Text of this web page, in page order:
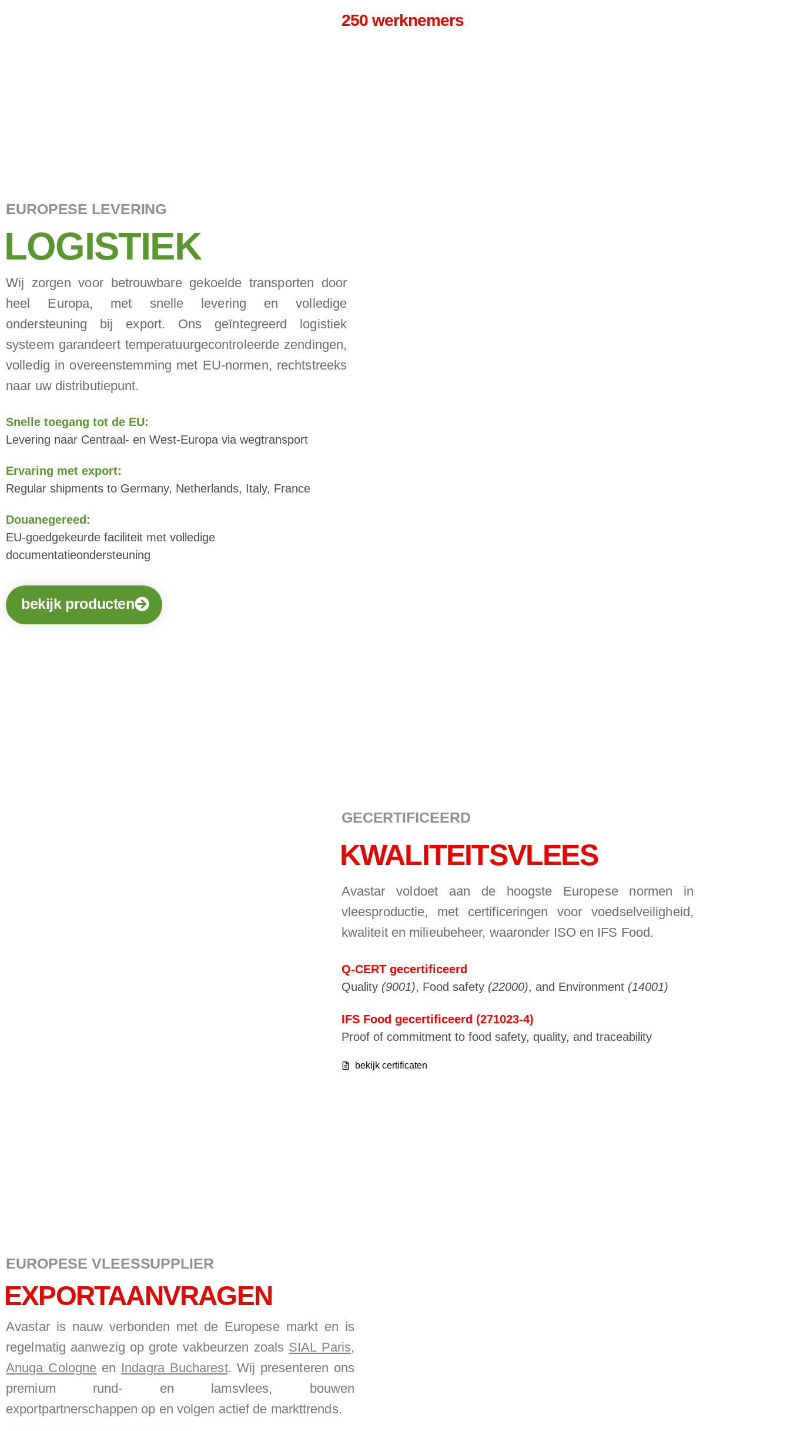
250 werknemers
EUROPESE LEVERING
LOGISTIEK
Wij zorgen voor betrouwbare gekoelde transporten door
heel Europa, met snelle levering en volledige
ondersteuning bij export. Ons geïntegreerd logistiek
systeem garandeert temperatuurgecontroleerde zendingen,
volledig in overeenstemming met EU-normen, rechtstreeks
naar uw distributiepunt.
Snelle toegang tot de EU:
Levering naar Centraal- en West-Europa via wegtransport
Ervaring met export:
Regular shipments to Germany, Netherlands, Italy, France
Douanegereed:
EU-goedgekeurde faciliteit met volledige
documentatieondersteuning
bekijk producten
GECERTIFICEERD
KWALITEITSVLEES
Avastar voldoet aan de hoogste Europese normen in
vleesproductie, met certificeringen voor voedselveiligheid,
kwaliteit en milieubeheer, waaronder ISO en IFS Food.
Q-CERT gecertificeerd
Quality (9001), Food safety (22000), and Environment (14001)
IFS Food gecertificeerd (271023-4)
Proof of commitment to food safety, quality, and traceability
bekijk certificaten
EUROPESE VLEESSUPPLIER
EXPORTAANVRAGEN
Avastar is nauw verbonden met de Europese markt en is
regelmatig aanwezig op grote vakbeurzen zoals SIAL Paris,
Anuga Cologne en Indagra Bucharest. Wij presenteren ons
premium rund- en lamsvlees, bouwen
exportpartnerschappen op en volgen actief de markttrends.